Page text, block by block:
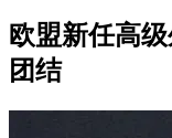
欧盟新任高
团结